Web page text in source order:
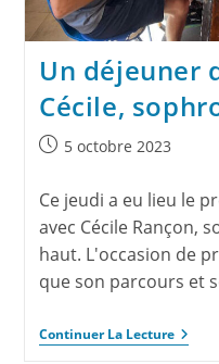
Un déjeuner
Cécile,
5 octobre 2023
Ce jeudi a eu lieu le
avec Cécile Rançon,
haut. L'occasion de
que son parcours et
Continuer La Lecture